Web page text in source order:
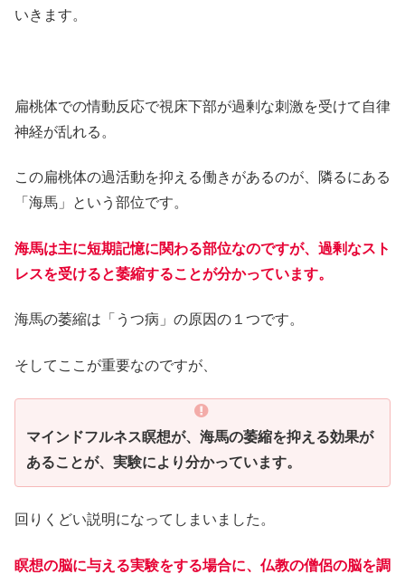
いきます。
扁桃体での情動反応で視床下部が過剰な刺激を受けて自律
神経が乱れる。
この扁桃体の過活動を抑える働きがあるのが、隣るにある
「海馬」という部位です。
海馬は主に短期記憶に関わる部位なのですが、過剰なスト
レスを受けると萎縮することが分かっています。
海馬の萎縮は「うつ病」の原因の１つです。
そしてここが重要なのですが、
マインドフルネス瞑想が、海馬の萎縮を抑える効果が
あることが、実験により分かっています。
回りくどい説明になってしまいました。
瞑想の脳に与える実験をする場合に、仏教の僧侶の脳を調